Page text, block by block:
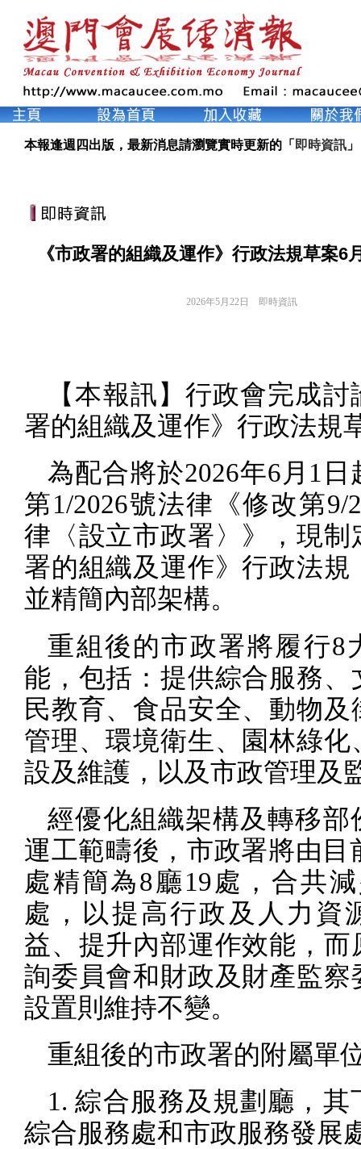
本報逢週四出版，最新消息請瀏覽實時更新的「 即時資訊 」
《市政署的組織及運作》行政法規草案6
2026年5月22日 即時資訊
【本報訊】行政會完成
署的組織及運作》行政法規
為配合將於2026年6月 1 日
第1/2026號法律《修改第9/
律〈設立市政署〉》，現制
署的組織及運作》行政法規
並精簡內部架構。
重組後的市政署將履行8
能，包括：提供綜合服務、
民教育、食品安全、動物及
管理、環境衛生、園林綠化
設及維護，以及市政管理及
經優化組織架構及轉移部
運工範疇後，市政署將由目
處精簡為8廳19處，合共
處，以提高行政及人力資
益、提升內部運作效能，而
詢委員會和財政及財產監察
設置則維持不變。
重組後的市政署的附屬單
1.綜合服務及規劃廳，其
綜合服務處和市政服務發展